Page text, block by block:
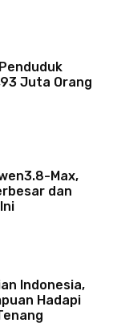
Juta Orang
Max,
dan
Indonesia,
Hadapi